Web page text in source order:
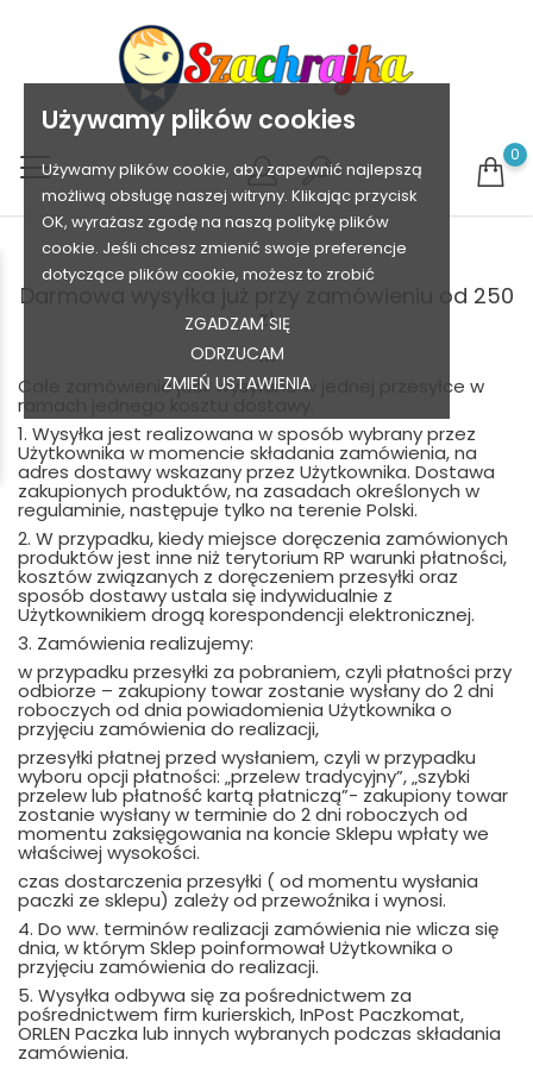
Używamy plików cookies
Używamy plików cookie, aby zapewnić najlepszą
możliwą obsługę naszej witryny. Klikając przycisk
OK, wyrażasz zgodę na naszą politykę plików
cookie. Jeśli chcesz zmienić swoje preferencje
dotyczące plików cookie, możesz to zrobić
ZGADZAM SIĘ
ODRZUCAM
ZMIEŃ USTAWIENIA
0
Darmowa wysyłka już przy zamówieniu od 250
zł
...
Całe zamówienie jest wysyłane w jednej przesyłce w
ramach jednego kosztu dostawy.
1. Wysyłka jest realizowana w sposób wybrany przez
Użytkownika w momencie składania zamówienia, na
adres dostawy wskazany przez Użytkownika. Dostawa
zakupionych produktów, na zasadach określonych w
regulaminie, następuje tylko na terenie Polski.
2. W przypadku, kiedy miejsce doręczenia zamówionych
produktów jest inne niż terytorium RP warunki płatności,
kosztów związanych z doręczeniem przesyłki oraz
sposób dostawy ustala się indywidualnie z
Użytkownikiem drogą korespondencji elektronicznej.
3. Zamówienia realizujemy:
w przypadku przesyłki za pobraniem, czyli płatności przy
odbiorze – zakupiony towar zostanie wysłany do 2 dni
roboczych od dnia powiadomienia Użytkownika o
przyjęciu zamówienia do realizacji,
przesyłki płatnej przed wysłaniem, czyli w przypadku
wyboru opcji płatności: „przelew tradycyjny”, „szybki
przelew lub płatność kartą płatniczą”- zakupiony towar
zostanie wysłany w terminie do 2 dni roboczych od
momentu zaksięgowania na koncie Sklepu wpłaty we
właściwej wysokości.
czas dostarczenia przesyłki ( od momentu wysłania
paczki ze sklepu) zależy od przewoźnika i wynosi.
4. Do ww. terminów realizacji zamówienia nie wlicza się
dnia, w którym Sklep poinformował Użytkownika o
przyjęciu zamówienia do realizacji.
5. Wysyłka odbywa się za pośrednictwem za
pośrednictwem firm kurierskich, InPost Paczkomat,
ORLEN Paczka lub innych wybranych podczas składania
zamówienia.